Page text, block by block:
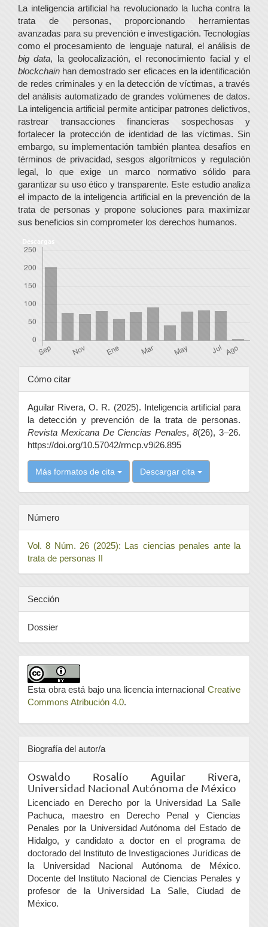
La inteligencia artificial ha revolucionado la lucha contra la
trata de personas, proporcionando herramientas
avanzadas para su prevención e investigación. Tecnologías
como el procesamiento de lenguaje natural, el análisis de
big data, la geolocalización, el reconocimiento facial y el
blockchain han demostrado ser eficaces en la identificación
de redes criminales y en la detección de víctimas, a través
del análisis automatizado de grandes volúmenes de datos.
La inteligencia artificial permite anticipar patrones delictivos,
rastrear transacciones financieras sospechosas y
fortalecer la protección de identidad de las víctimas. Sin
embargo, su implementación también plantea desafíos en
términos de privacidad, sesgos algorítmicos y regulación
legal, lo que exige un marco normativo sólido para
garantizar su uso ético y transparente. Este estudio analiza
el impacto de la inteligencia artificial en la prevención de la
trata de personas y propone soluciones para maximizar
sus beneficios sin comprometer los derechos humanos.
Descargas
Detalles
del
artículo
Cómo citar
Aguilar Rivera, O. R. (2025). Inteligencia artificial para
la detección y prevención de la trata de personas.
Revista Mexicana De Ciencias Penales,8(26), 3–26.
https://doi.org/10.57042/rmcp.v9i26.895
Más formatos de cita Descargar cita
Número
Vol. 8 Núm. 26 (2025): Las ciencias penales ante la
trata de personas II
Sección
Dossier
Esta obra está bajo una licencia internacional Creative
Commons Atribución 4.0.
Biografía del autor/a
Oswaldo Rosalío Aguilar Rivera,
Universidad Nacional Autónoma de México
Licenciado en Derecho por la Universidad La Salle
Pachuca, maestro en Derecho Penal y Ciencias
Penales por la Universidad Autónoma del Estado de
Hidalgo, y candidato a doctor en el programa de
doctorado del Instituto de Investigaciones Jurídicas de
la Universidad Nacional Autónoma de México.
Docente del Instituto Nacional de Ciencias Penales y
profesor de la Universidad La Salle, Ciudad de
México.